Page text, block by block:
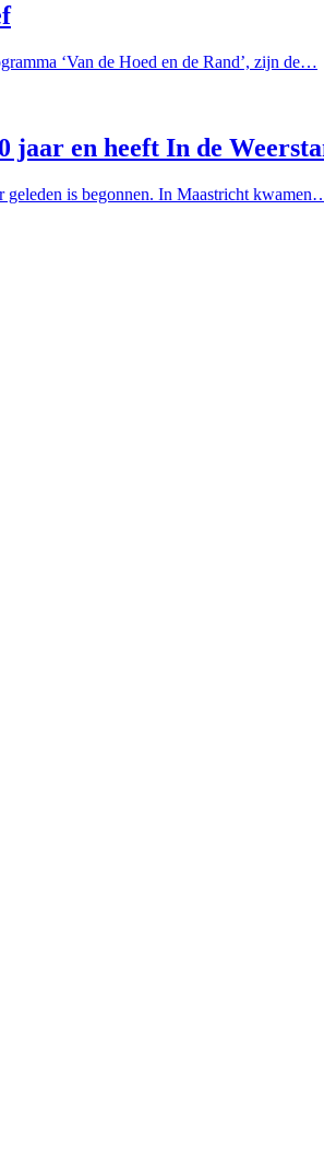
‘Van de Hoed en de Rand’, zijn de…
en heeft In de
geleden is begonnen. In Maastricht